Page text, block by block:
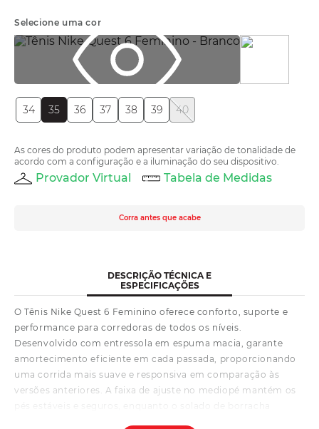
Selecione uma cor
34 35 36 37 38 39 40
As cores do produto podem apresentar variação de tonalidade de
acordo com a configuração e a iluminação do seu dispositivo.
Provador Virtual Tabela de Medidas
Corra antes que acabe
DESCRIÇÃO TÉCNICA E
ESPECIFICAÇÕES
O Tênis Nike Quest 6 Feminino oferece conforto, suporte e
performance para corredoras de todos os níveis.
Desenvolvido com entressola em espuma macia, garante
amortecimento eficiente em cada passada, proporcionando
uma corrida mais suave e responsiva em comparação às
versões anteriores. A faixa de ajuste no mediopé mantém os